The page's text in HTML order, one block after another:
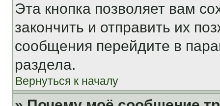
Эта кнопка позволяет вам
закончить и отправить их
сообщения перейдите в
раздела.
Вернуться к началу